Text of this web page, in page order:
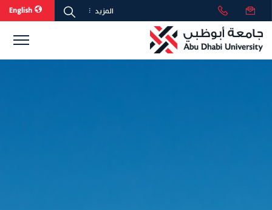
المزيد